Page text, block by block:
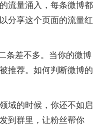
流量涌入，每条微博都
分享这个页面的流量红
条差不多。当你的微博
推荐。如何判断微博的
域的时候，你还不如启
到群里，让粉丝帮你